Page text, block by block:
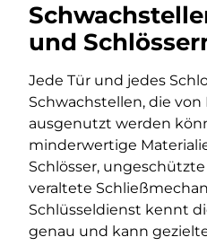
und
Jede Tür und jedes
Schwachstellen, die
ausgenutzt werden
minderwertige
Schlösser,
veraltete
Schlüsseldienst kennt
genau und kann